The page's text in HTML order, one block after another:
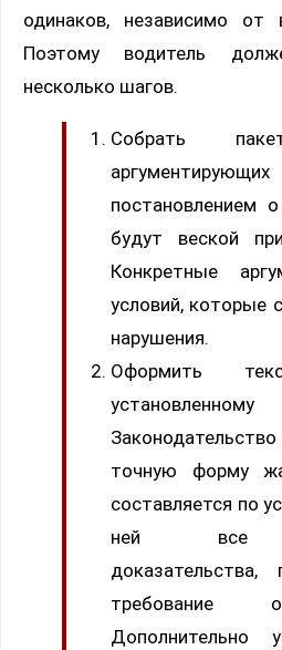
одинаков, независимо от
Поэтому водитель
несколько шагов.
Собрать
постановлением
будут веской
Конкретные
условий, которые
нарушения.
Оформить
точную форму
составляется по
ней все
доказательства,
требование
Дополнительно